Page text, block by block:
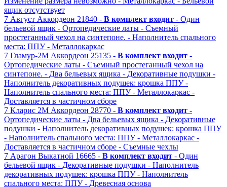
ящик отсутствует
7 Август Аккордеон 21840 - В комплект входит - Один
бельевой ящик - Ортопедические латы - Съемный
простеганный чехол на синтепоне. - Наполнитель спального
места: ППУ - Металлокаркас
7 Гламур-2М Аккордеон 25135 - В комплект входит -
Ортопедические латы - Съемный простеганный чехол на
синтепоне. - Два бельевых ящика - Декоративные подушки -
Наполнитель декоративных подушек: крошка ППУ -
Наполнитель спального места: ППУ - Металлокаркас -
Доставляется в частичном сборе
7 Кларис 2М Аккордеон 28770 - В комплект входит -
Ортопедические латы - Два бельевых ящика - Декоративные
подушки - Наполнитель декоративных подушек: крошка ППУ
- Наполнитель спального места: ППУ - Металлокаркас -
Доставляется в частичном сборе - Съемные чехлы
7 Арагон Выкатной 16665 - В комплект входит - Один
бельевой ящик - Декоративные подушки - Наполнитель
декоративных подушек: крошка ППУ - Наполнитель
спального места: ППУ - Древесная основа